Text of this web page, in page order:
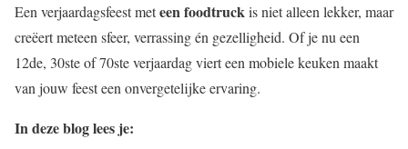
Een verjaardagsfeest meteen foodtruckis niet alleen lekker, maar
creëert meteen sfeer, verrassing én gezelligheid. Of je nu een
12de, 30ste of 70ste verjaardag viert een mobiele keuken maakt
van jouw feest een onvergetelijke ervaring.
In deze blog lees je: